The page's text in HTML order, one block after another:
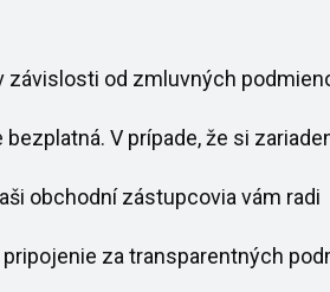
závislosti od zmluvných
V prípade, že si
obchodní zástupcovia vám radi
za transparentných